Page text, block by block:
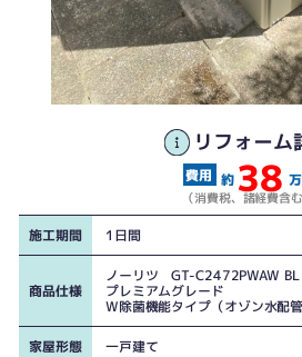
リフォーム
約 38
（消費税、諸経費含む
施工期間 1日間
商品仕様
ノーリツ GT-C2472PWAW BL
プレミアムグレード
W除菌機能タイプ（オゾン水配
家屋形態 一戸建て
普通のエコジョーズふろ給湯器に見えますが